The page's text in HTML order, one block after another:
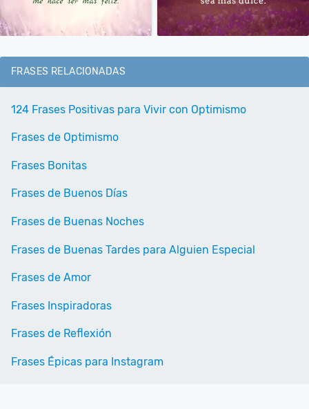
FRASES RELACIONADAS
124 Frases Positivas para Vivir con Optimismo
Frases de Optimismo
Frases Bonitas
Frases de Buenos Días
Frases de Buenas Noches
Frases de Buenas Tardes para Alguien Especial
Frases de Amor
Frases Inspiradoras
Frases de Reflexión
Frases Épicas para Instagram